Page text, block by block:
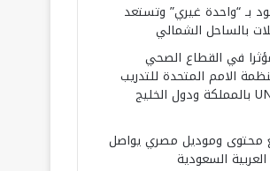
بـ “واحدة غيري” وتستعد
بالساحل الشمالي
في القطاع الصحي
الامم المتحدة للتدريب
والاعلام ال UN MTC بالمملكة ودول الخليج
محتوى وموديل مصري يواصل
السعودية